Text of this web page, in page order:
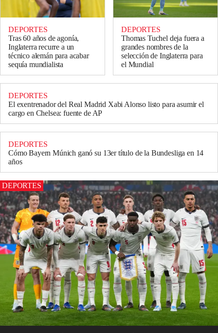
DEPORTES
Tras 60 años de agonía,
Inglaterra recurre a un
técnico alemán para acabar
sequía mundialista
DEPORTES
Thomas Tuchel deja fuera a
grandes nombres de la
selección de Inglaterra para
el Mundial
DEPORTES
El exentrenador del Real Madrid Xabi Alonso listo para asumir el
cargo en Chelsea: fuente de AP
DEPORTES
Cómo Bayern Múnich ganó su 13er título de la Bundesliga en 14
años
DEPORTES